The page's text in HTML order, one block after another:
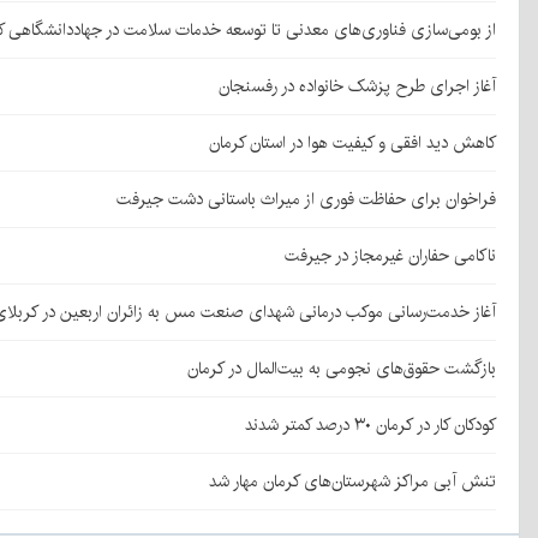
از بومی‌سازی فناوری‌های معدنی تا توسعه خدمات سلامت در جهاددانشگاهی
آغاز اجرای طرح پزشک خانواده در رفسنجان
کاهش دید افقی و کیفیت هوا در استان کرمان
فراخوان برای حفاظت فوری از میراث باستانی دشت جیرفت
ناکامی حفاران غیرمجاز در جیرفت
آغاز خدمت‌رسانی موکب درمانی شهدای صنعت مس به زائران اربعین در
بازگشت حقوق‌های نجومی به بیت‌المال در کرمان
کودکان کار در کرمان ۳۰ درصد کمتر شدند
تنش آبی مراکز شهرستان‌های کرمان مهار شد